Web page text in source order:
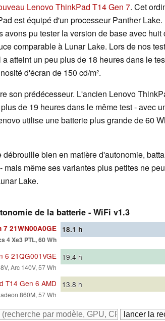
Lenovo ThinkPad T14 Gen 7. Cet
est équipé d'un processeur Panther
avons pu tester la version de base avec
comparable à Lunar Lake. Lors de nos
atteint un peu plus de 18 heures dans le
d'écran de 150 cd/m².
son prédécesseur. L'ancien Lenovo
de 19 heures dans le même test - avec
utilise une batterie plus grande de 60
débrouille bien en matière d'autonomie,
mais même ses variantes plus petites ne
Lake.
de la batterie - WiFi v1.3
7 21WN00A0GE
4 Xe3 PTL, 60 Wh
18.1 h
6 21QG001VGE
Arc 140V, 57 Wh
19.4 h
T14 Gen 6 AMD
860M, 57 Wh
13.8 h